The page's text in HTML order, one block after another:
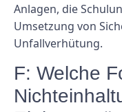
Anlagen, die
Umsetzung von
Unfallverhütung.
F: Welche